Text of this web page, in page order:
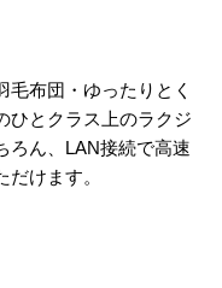
毛布団・ゆったりとく
ひとクラス上のラクジ
ろん、LAN接続で高速
けます。